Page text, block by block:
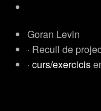
Goran Levin
· Recull de
· curs/exercicis